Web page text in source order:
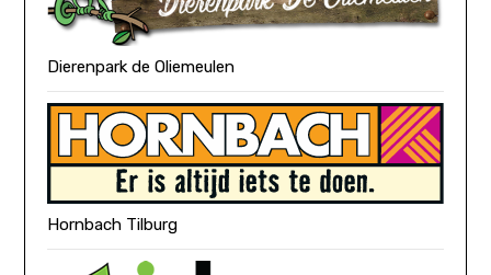
Dierenpark de Oliemeulen
Hornbach Tilburg